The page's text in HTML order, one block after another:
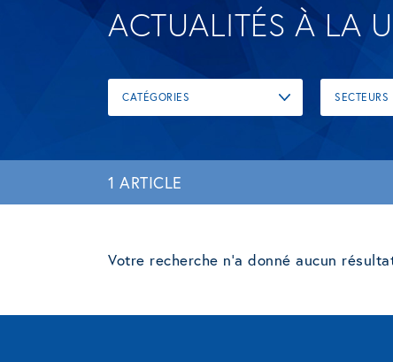
ACTUALITÉS À LA
CATÉGORIES SECTEURS
1 ARTICLE
Votre recherche n'a donné aucun